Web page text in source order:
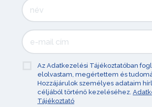
Az Adatkezelési Tájékoztatóban
elolvastam, megértettem és
Hozzájárulok személyes adataim
céljából történő kezeléséhez.
Tájékoztató